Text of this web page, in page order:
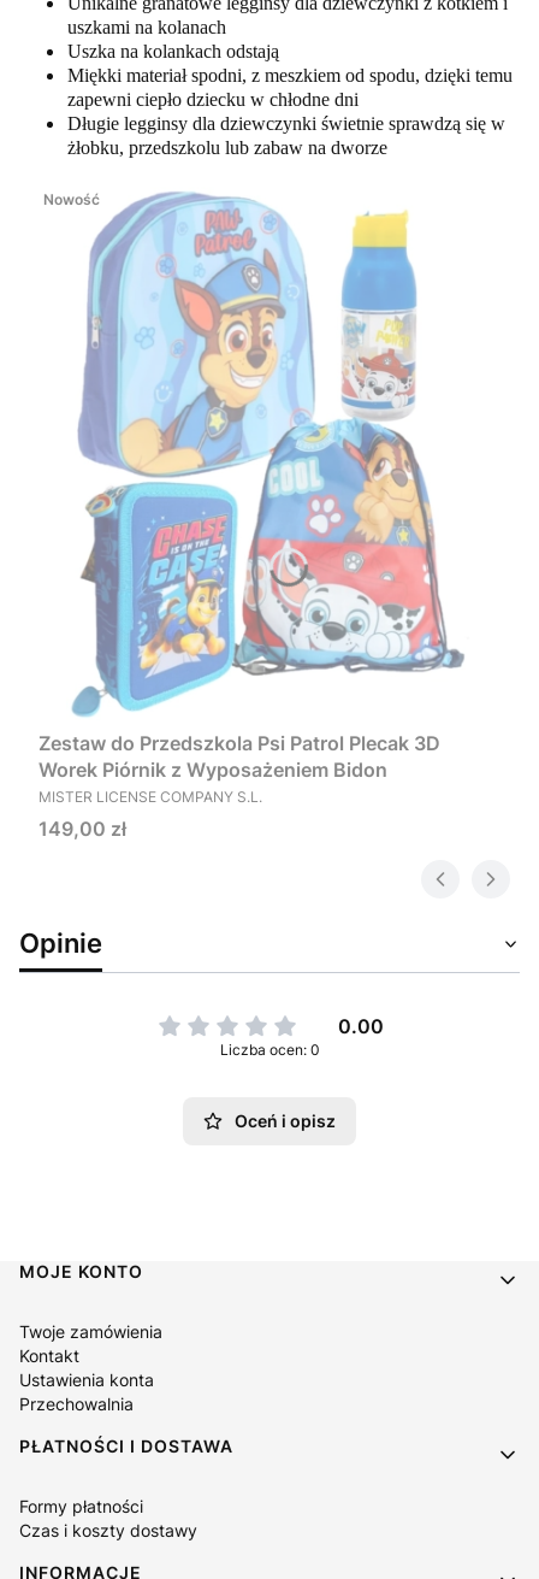
uszkami na kolanach
Uszka na kolankach odstają
Miękki materiał spodni, z meszkiem od spodu, dzięki temu
zapewni ciepło dziecku w chłodne dni
Długie legginsy dla dziewczynki świetnie sprawdzą się w
żłobku, przedszkolu lub zabaw na dworze
Nowość
Zestaw do Przedszkola Psi Patrol Plecak 3D
Worek Piórnik z Wyposażeniem Bidon
PRODUCENT
MISTER LICENSE COMPANY S.L.
Cena
149,00 zł
Opinie
0.00
Liczba ocen: 0
Oceń i opisz
Linki w stopce
MOJE KONTO
Twoje zamówienia
Kontakt
Ustawienia konta
Przechowalnia
PŁATNOŚCI I DOSTAWA
Formy płatności
Czas i koszty dostawy
INFORMACJE